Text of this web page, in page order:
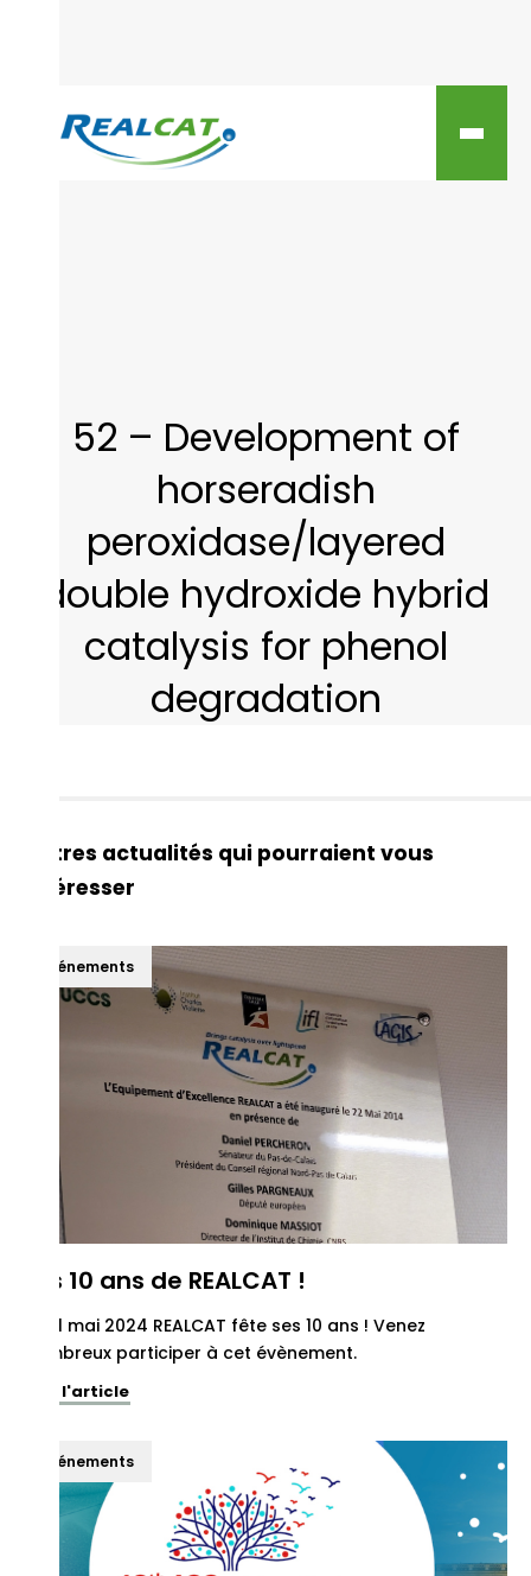
52 – Development of
horseradish
peroxidase/layered
double hydroxide hybrid
catalysis for phenol
degradation
Autres actualités qui pourraient vous
intéresser
Événements
Les 10 ans de REALCAT !
Le 31 mai 2024 REALCAT fête ses 10 ans ! Venez
nombreux participer à cet évènement.
Voir l'article
Événements